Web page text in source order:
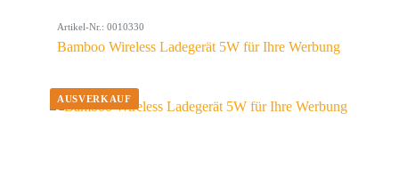
Artikel-Nr.: 0010330
Bamboo Wireless Ladegerät 5W für Ihre Werbung